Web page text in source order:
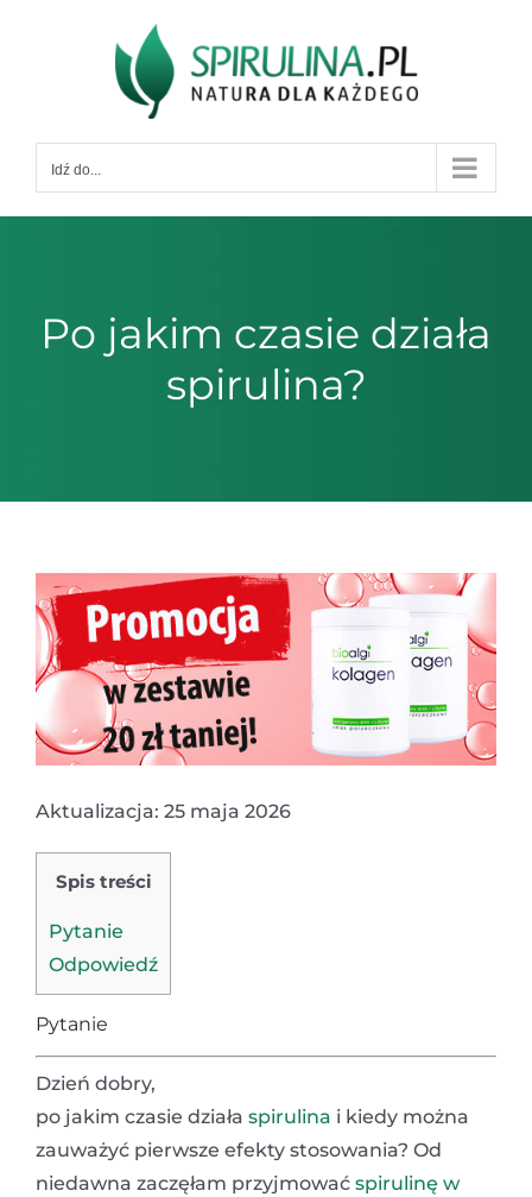
Idź do...
Po jakim czasie działa
spirulina?
Aktualizacja: 25 maja 2026
Spis treści
Pytanie
Odpowiedź
Pytanie
Dzień dobry,
po jakim czasie działa spirulina i kiedy można
zauważyć pierwsze efekty stosowania? Od
niedawna zaczęłam przyjmować spirulinę w